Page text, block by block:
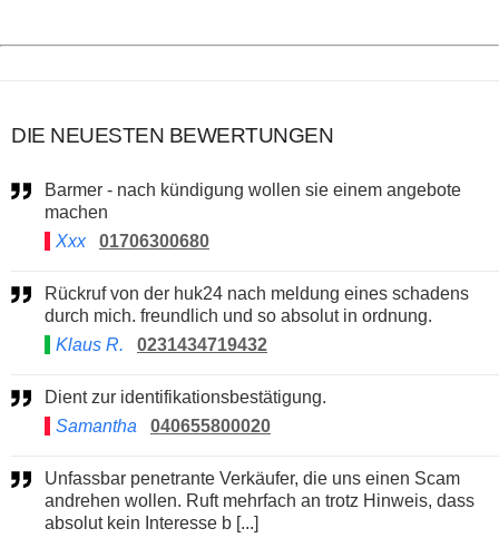
DIE NEUESTEN BEWERTUNGEN
Barmer - nach kündigung wollen sie einem angebote
machen
Xxx
01706300680
Rückruf von der huk24 nach meldung eines schadens
durch mich. freundlich und so absolut in ordnung.
Klaus R.
0231434719432
Dient zur identifikationsbestätigung.
Samantha
040655800020
Unfassbar penetrante Verkäufer, die uns einen Scam
andrehen wollen. Ruft mehrfach an trotz Hinweis, dass
absolut kein Interesse b [...]